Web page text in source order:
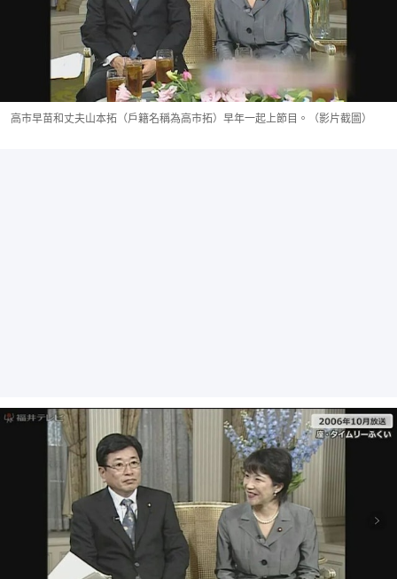
高市早苗和丈夫山本拓（戶籍名稱為高市拓）早年一起上節目。（影片截圖）